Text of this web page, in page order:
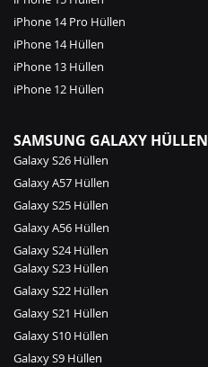
iPhone 14 Pro Hüllen
iPhone 14 Hüllen
iPhone 13 Hüllen
iPhone 12 Hüllen
SAMSUNG GALAXY HÜLLEN
Galaxy S26 Hüllen
Galaxy A57 Hüllen
Galaxy S25 Hüllen
Galaxy A56 Hüllen
Galaxy S24 Hüllen
Galaxy S23 Hüllen
Galaxy S22 Hüllen
Galaxy S21 Hüllen
Galaxy S10 Hüllen
Galaxy S9 Hüllen